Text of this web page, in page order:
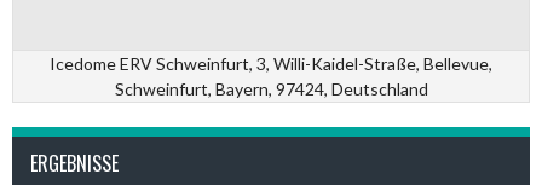
Icedome ERV Schweinfurt, 3, Willi-Kaidel-Straße, Bellevue,
Schweinfurt, Bayern, 97424, Deutschland
ERGEBNISSE